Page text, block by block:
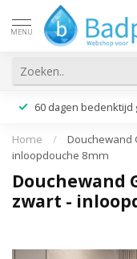
MENU
60 dagen bedenktijd
Home /
Douchewand
inloopdouche 8mm
Douchewand
zwart -